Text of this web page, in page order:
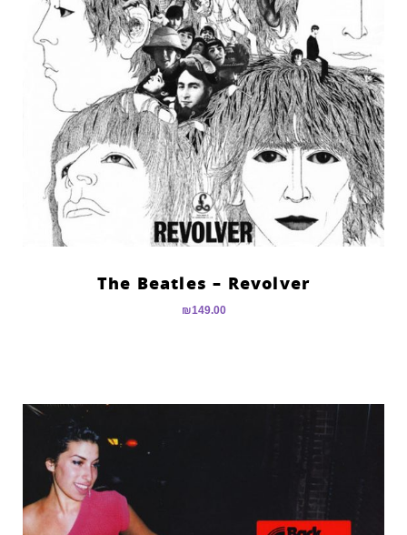
The Beatles – Revolver
₪149.00